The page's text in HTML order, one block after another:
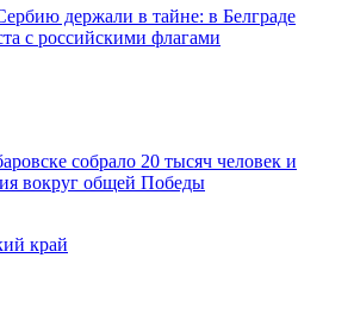
держали в тайне: в Белграде
с российскими флагами
собрало 20 тысяч человек и
вокруг общей Победы
край